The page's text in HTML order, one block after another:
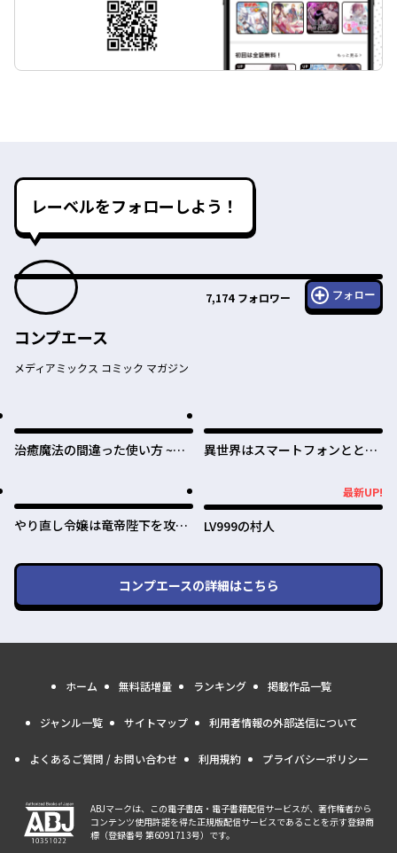
レーベルをフォローしよう！
7,174 フォロワー フォロー
コンプエース
メディアミックス コミック マガジン
治癒魔法の間違った使い方 ~戦
異世界はスマートフォンととも
やり直し令嬢は竜帝陛下を攻略
最新UP!
LV999の村人
コンプエースの詳細はこちら
ホーム 無料話増量 ランキング 掲載作品一覧
ジャンル一覧 サイトマップ 利用者情報の外部送信について
よくあるご質問 / お問い合わせ 利用規約 プライバシーポリシー
ABJマークは、この電子書店・電子書籍配信サービスが、著作権者から
コンテンツ使用許諾を得た正規版配信サービスであることを示す登録商
標（登録番号 第6091713号）です。